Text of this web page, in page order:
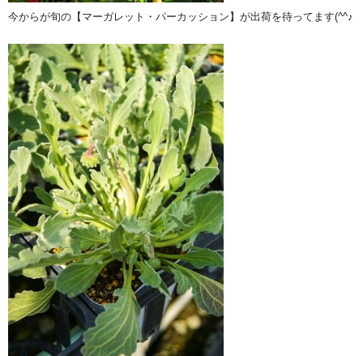
今からが旬の【マーガレット・パーカッション】が出荷を待ってます(^^♪